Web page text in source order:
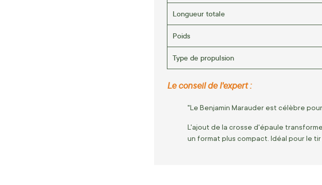
Longueur totale
Poids
Type de propulsion
Le conseil de l'expert :
"Le Benjamin Marauder est célèbre
L'ajout de la crosse d'épaule
un format plus compact. Idéal pour le